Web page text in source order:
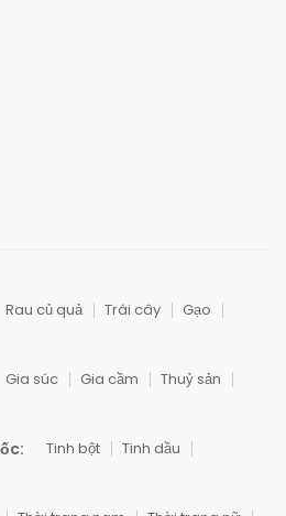
Rau củ quả Trái cây
Gạo
Gia súc Gia cầm
Thuỷ sản
Tinh bột
Tinh dầu